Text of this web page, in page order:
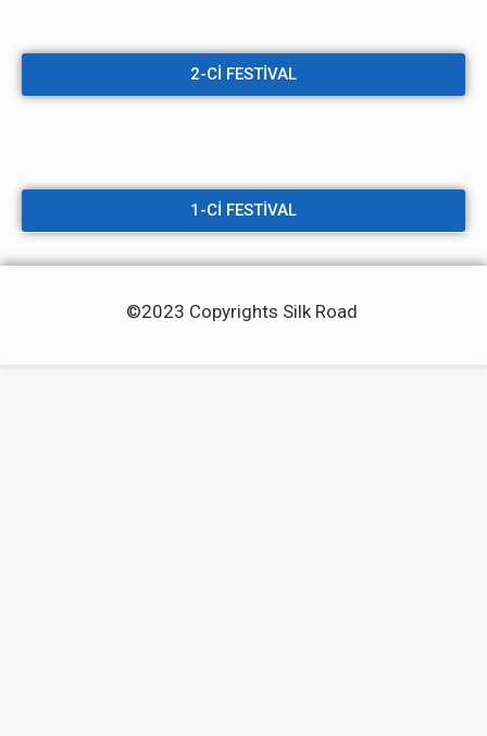
2-Cİ FESTİVAL
1-Cİ FESTİVAL
©2023 Copyrights Silk Road